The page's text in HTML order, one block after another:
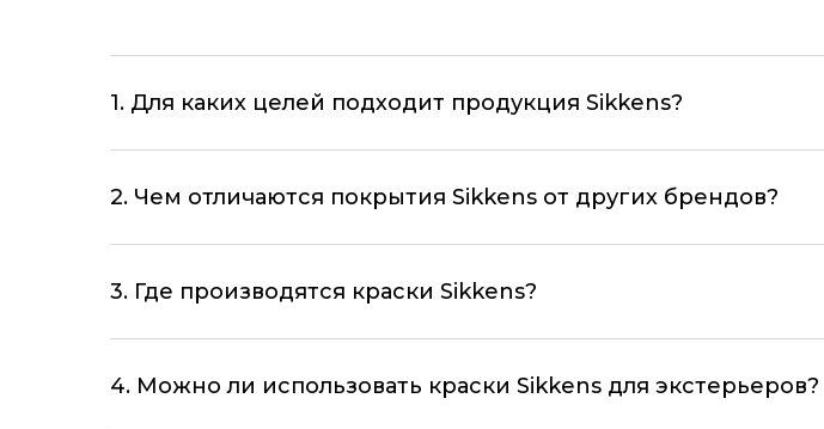
1. Для каких целей подходит продукция Sikkens?
2. Чем отличаются покрытия Sikkens от других брендов?
3. Где производятся краски Sikkens?
4. Можно ли использовать краски Sikkens для экстерьеров?